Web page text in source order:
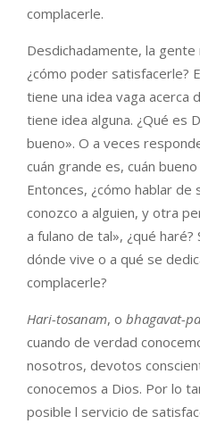
complacerle.
Desdichadamente, la gente
¿cómo poder satisfacerle?
tiene una idea vaga acerca
tiene idea alguna. ¿Qué es
bueno». O a veces
cuán grande es, cuán
Entonces, ¿cómo hablar de
conozco a alguien, y otra
a fulano de tal», ¿qué haré?
dónde vive o a qué se
complacerle?
Hari-tosanam, o bhagavat-
cuando de verdad
nosotros, devotos
conocemos a Dios. Por lo
posible l servicio de